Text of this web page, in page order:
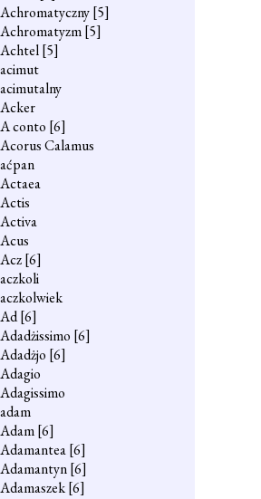
Achromatyczny[5]
Achromatyzm[5]
Achtel[5]
acimut
acimutalny
Acker
A conto [6]
Acorus Calamus
aćpan
Actaea
Actis
Activa
Acus
Acz[6]
aczkoli
aczkolwiek
Ad[6]
Adadżissimo [6]
Adadżjo [6]
Adagio
Adagissimo
adam
Adam[6]
Adamantea[6]
Adamantyn[6]
Adamaszek[6]